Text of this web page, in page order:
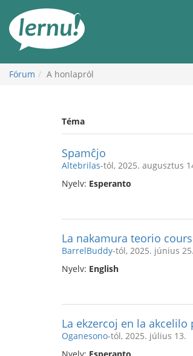
Fórum A honlapról
Téma
Spamĉjo
Altebrilas-tól, 2025. augusztus
Nyelv: Esperanto
La nakamura teorio
BarrelBuddy-tól, 2025. június 25.
Nyelv: English
La ekzercoj en la
Oganesono-tól, 2025. július 13.